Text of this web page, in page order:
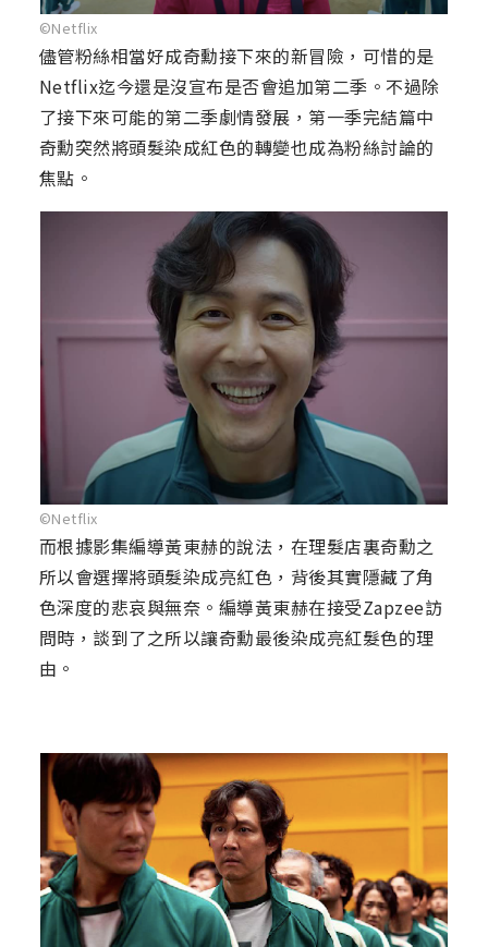
©Netflix
儘管粉絲相當好成奇勳接下來的新冒險，可惜的是
Netflix迄今還是沒宣布是否會追加第二季。不過除
了接下來可能的第二季劇情發展，第一季完結篇中
奇勳突然將頭髮染成紅色的轉變也成為粉絲討論的
焦點。
©Netflix
而根據影集編導黃東赫的說法，在理髮店裏奇勳之
所以會選擇將頭髮染成亮紅色，背後其實隱藏了角
色深度的悲哀與無奈。編導黃東赫在接受Zapzee訪
問時，談到了之所以讓奇勳最後染成亮紅髮色的理
由。